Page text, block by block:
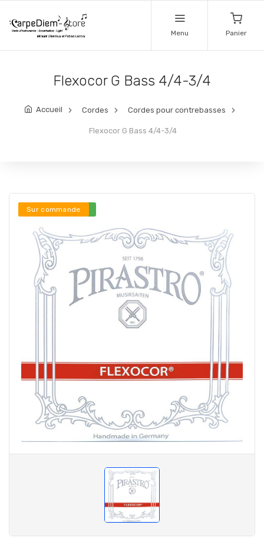
Menu Panier
Flexocor G Bass 4/4-3/4
Accueil Cordes Cordes pour contrebasses
Flexocor G Bass 4/4-3/4
Stock en ligne ***
Sur commande